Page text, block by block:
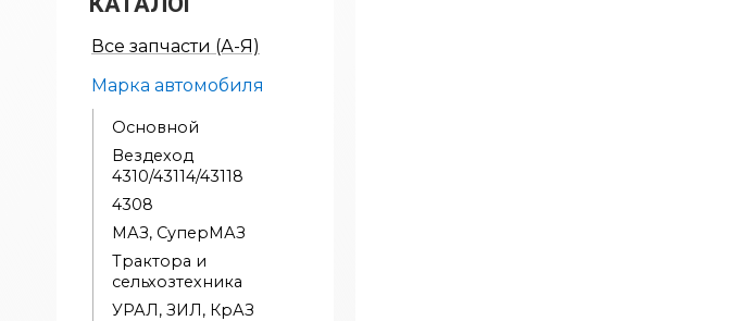
Все запчасти (А-Я)
Марка автомобиля
Основной
Вездеход
4310/43114/43118
4308
МАЗ, СуперМАЗ
Трактора и
сельхозтехника
УРАЛ, ЗИЛ, КрАЗ